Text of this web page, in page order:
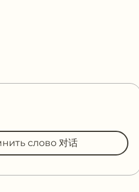
слово 对话